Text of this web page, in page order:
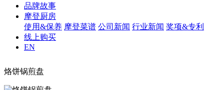
品牌故事
摩登厨房
使用&保养 摩登菜谱 公司新闻 行业新闻 奖项&专利
线上购买
EN
烙饼锅煎盘